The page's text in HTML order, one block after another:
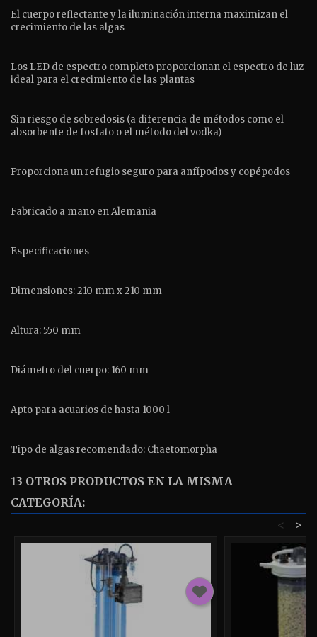
El cuerpo reflectante y la iluminación interna maximizan el
crecimiento de las algas
Los LED de espectro completo proporcionan el espectro de luz
ideal para el crecimiento de las plantas
Sin riesgo de sobredosis (a diferencia de métodos como el
absorbente de fosfato o el método del vodka)
Proporciona un refugio seguro para anfípodos y copépodos
Fabricado a mano en Alemania
Especificaciones
Dimensiones: 210 mm x 210 mm
Altura: 550 mm
Diámetro del cuerpo: 160 mm
Apto para acuarios de hasta 1000 l
Tipo de algas recomendado: Chaetomorpha
13 OTROS PRODUCTOS EN LA MISMA
CATEGORÍA:
>
<